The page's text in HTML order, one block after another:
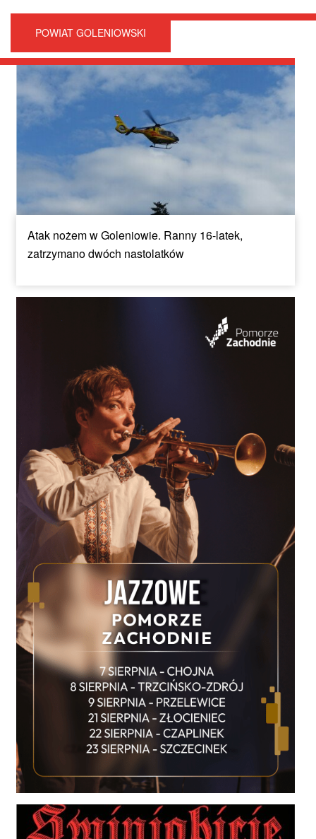
POWIAT GOLENIOWSKI
Atak nożem w Goleniowie. Ranny 16-latek,
zatrzymano dwóch nastolatków